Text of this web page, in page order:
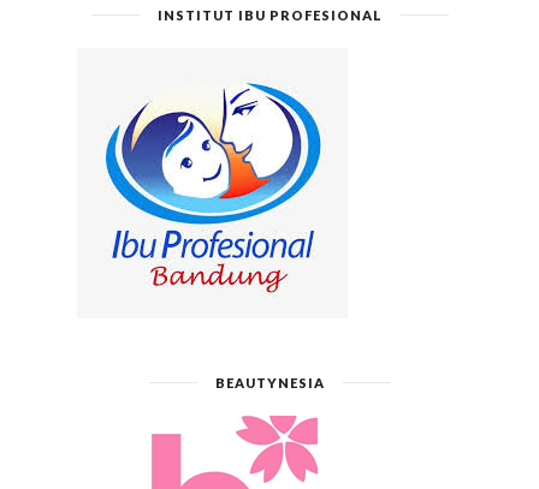
INSTITUT IBU PROFESIONAL
BEAUTYNESIA